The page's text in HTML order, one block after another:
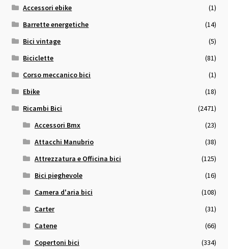
Accessori ebike
(1)
Barrette energetiche
(14)
Bici vintage
(5)
Biciclette
(81)
Corso meccanico bici
(1)
Ebike
(18)
Ricambi Bici
(2471)
Accessori Bmx
(23)
Attacchi Manubrio
(38)
Attrezzatura e Officina bici
(125)
Bici pieghevole
(16)
Camera d'aria bici
(108)
Carter
(31)
Catene
(66)
Copertoni bici
(334)